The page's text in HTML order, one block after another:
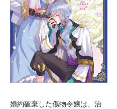
婚約破棄した傷物令嬢は、治